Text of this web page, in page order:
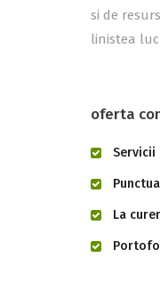
si de
linistea
oferta
La